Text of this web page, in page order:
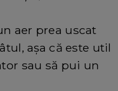
aer prea uscat
așa că este util
sau să pui un